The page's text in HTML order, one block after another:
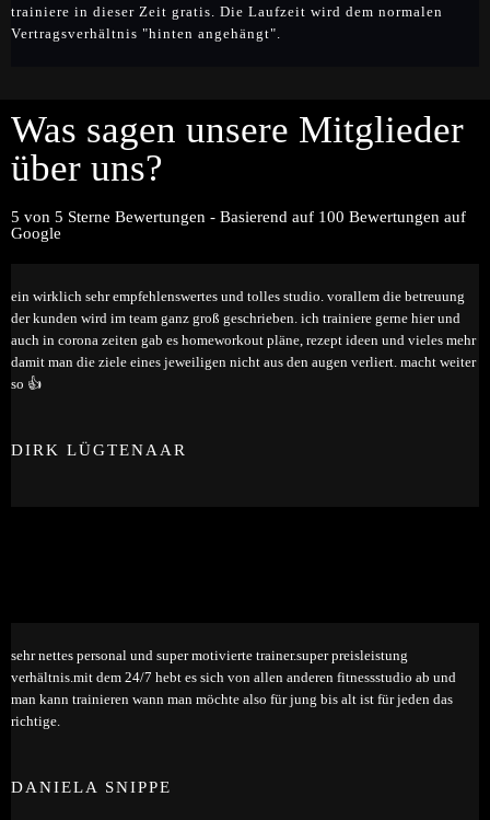
trainiere in dieser Zeit gratis. Die Laufzeit wird dem normalen
Vertragsverhältnis "hinten angehängt".
Was sagen unsere Mitglieder
über uns?
5 von 5 Sterne Bewertungen - Basierend auf 100 Bewertungen auf
Google
ein wirklich sehr empfehlenswertes und tolles studio. vorallem die betreuung
der kunden wird im team ganz groß geschrieben. ich trainiere gerne hier und
auch in corona zeiten gab es homeworkout pläne, rezept ideen und vieles mehr
damit man die ziele eines jeweiligen nicht aus den augen verliert. macht weiter
so 👍
DIRK LÜGTENAAR
sehr nettes personal und super motivierte trainer.super preisleistung
verhältnis.mit dem 24/7 hebt es sich von allen anderen fitnessstudio ab und
man kann trainieren wann man möchte also für jung bis alt ist für jeden das
richtige.
DANIELA SNIPPE